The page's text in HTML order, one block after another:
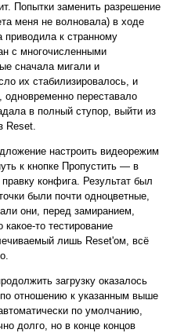
Попытки заменить разрешение
меня не волновала) в ходе
приводила к странному
с многочисленными
сначала мигали и
их стабилизировалось, и
одновременно переставало
в полный ступор, выйти из
Reset.
настроить видеорежим
к кнопке Пропустить — в
конфига. Результат был
были почти одноцветные,
они, перед замиранием,
то тестирование
лишь Reset'ом, всё
загрузку оказалось
отношению к указанным выше
по умолчанию,
долго, но в конце концов